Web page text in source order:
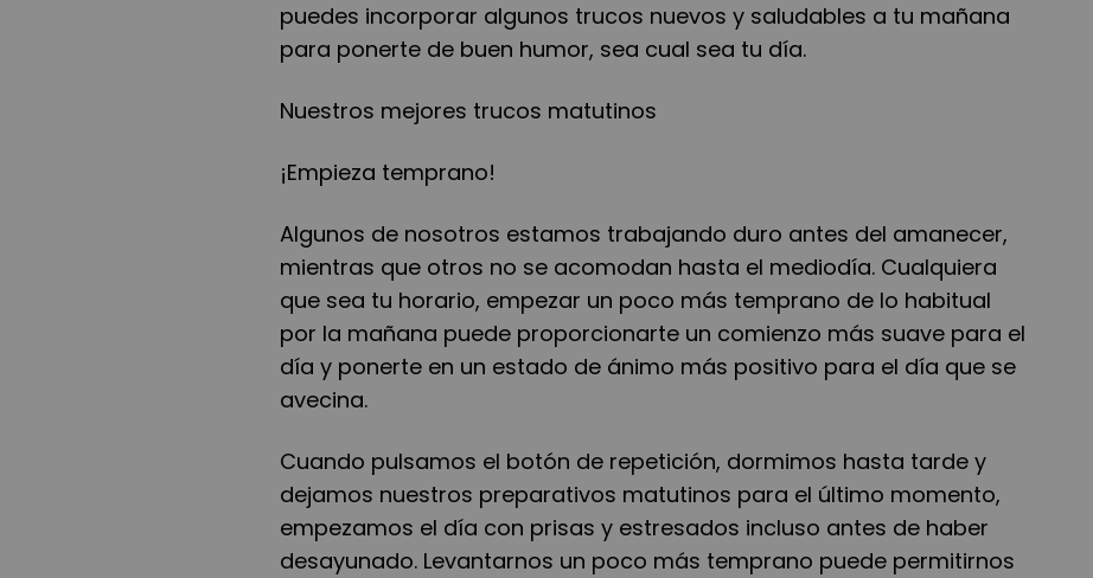
puedes incorporar algunos trucos nuevos y saludables a tu mañana
para ponerte de buen humor, sea cual sea tu día.
Nuestros mejores trucos matutinos
¡Empieza temprano!
Algunos de nosotros estamos trabajando duro antes del amanecer,
mientras que otros no se acomodan hasta el mediodía. Cualquiera
que sea tu horario, empezar un poco más temprano de lo habitual
por la mañana puede proporcionarte un comienzo más suave para el
día y ponerte en un estado de ánimo más positivo para el día que se
avecina.
Cuando pulsamos el botón de repetición, dormimos hasta tarde y
dejamos nuestros preparativos matutinos para el último momento,
empezamos el día con prisas y estresados incluso antes de haber
desayunado. Levantarnos un poco más temprano puede permitirnos